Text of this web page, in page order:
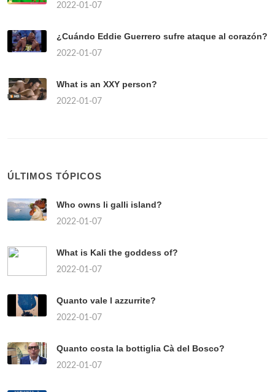
2022-01-07
¿Cuándo Eddie Guerrero sufre ataque al corazón?
2022-01-07
What is an XXY person?
2022-01-07
ÚLTIMOS TÓPICOS
Who owns li galli island?
2022-01-07
What is Kali the goddess of?
2022-01-07
Quanto vale l azzurrite?
2022-01-07
Quanto costa la bottiglia Cà del Bosco?
2022-01-07